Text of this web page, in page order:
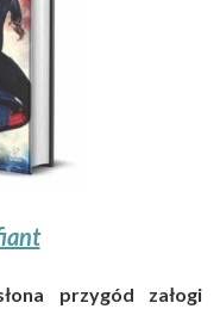
przygód załogi